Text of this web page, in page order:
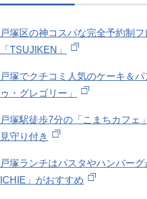
戸塚区の神コスパな完全予約制
「TSUJIKEN」
戸塚でクチコミ人気のケーキ＆
ゥ・グレゴリー」
戸塚駅徒歩7分の「こまちカフェ
見守り付き
戸塚ランチはパスタやハンバー
ICHIE」がおすすめ